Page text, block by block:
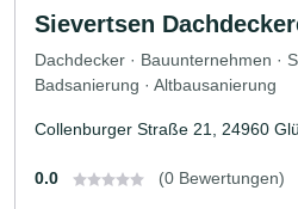
Sievertsen
Dachdecker · Bauunternehmen ·
Badsanierung · Altbausanierung
Collenburger Straße 21, 24960
0.0 (0 Bewertungen)